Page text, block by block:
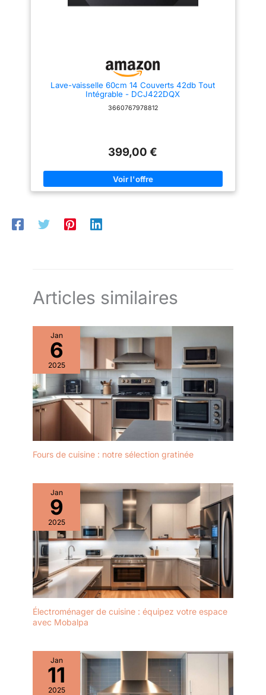
antidébordement 24h et
9,5 litres d'eau par cycle pour
un lavage efficace et
Lave-vaisselle 60cm 14 Couverts 42db Tout
Intégrable - DCJ422DQX
3660767978812
399,00 €
Articles similaires
Jan
6
2025
Fours de cuisine : notre sélection gratinée
Jan
9
2025
Électroménager de cuisine : équipez votre espace
avec Mobalpa
Jan
11
2025